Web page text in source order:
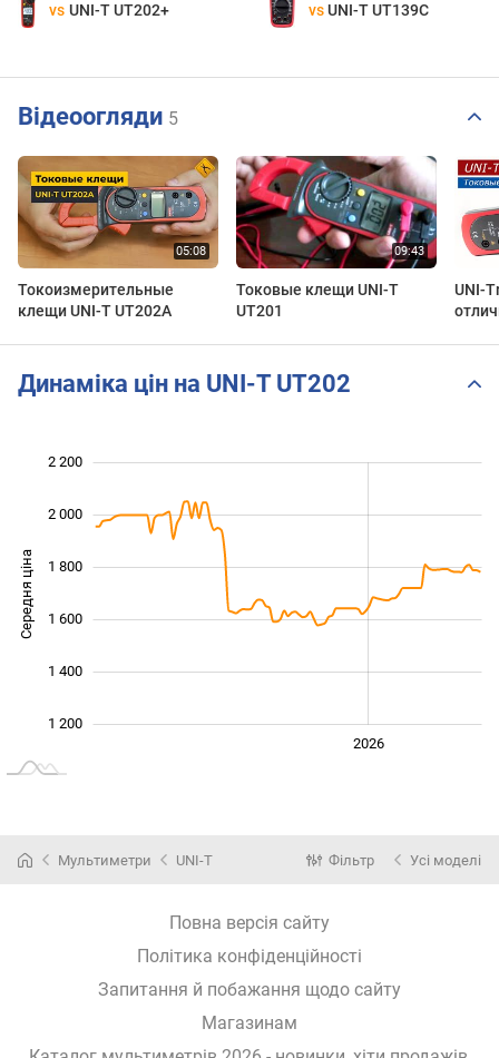
vs UNI-T UT202+
vs UNI-T UT139C
Відеоогляди 5
Токоизмерительные
клещи UNI-T UT202A
Токовые клещи UNI-T
UT201
UNI-
Динаміка цін на UNI-T UT202
Середня ціна
1 200
1 400
1 600
1 800
2 200
2 000
2026
Мультиметри UNI-T Фільтр Усі моделі
Повна версія сайту
Політика конфіденційності
Запитання й побажання щодо сайту
Магазинам